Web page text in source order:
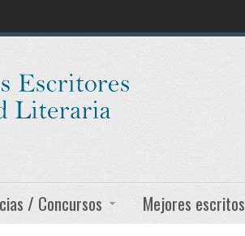
/ Concursos Mejores escritos